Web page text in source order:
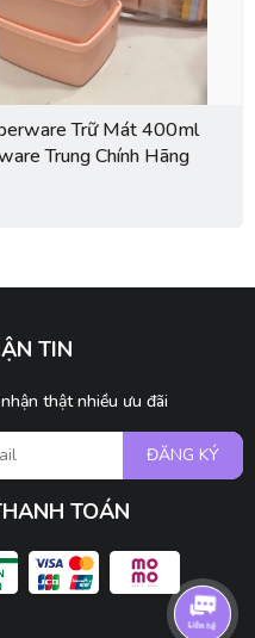
Trữ Mát 400ml
Trung Chính Hãng
TIN
thật nhiều ưu đãi
ĐĂNG KÝ
TOÁN